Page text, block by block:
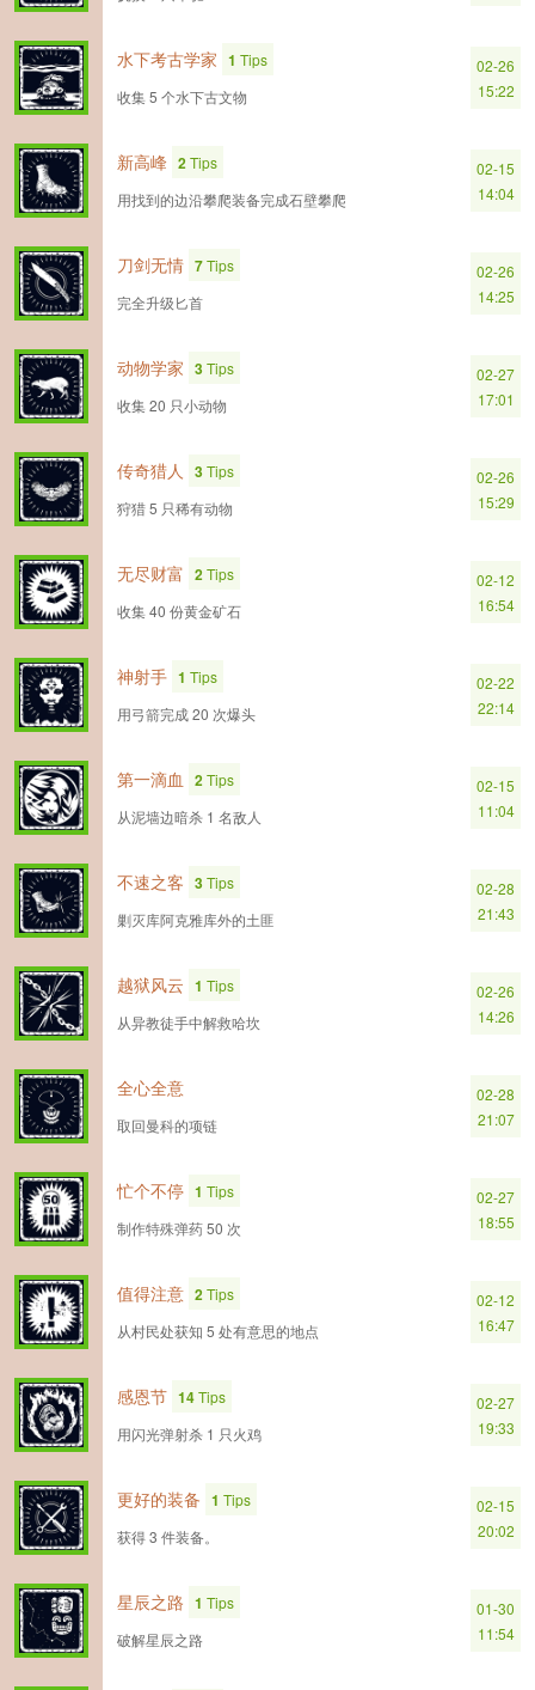
水下考古学家 1 Tips
收集 5 个水下古文物
02-26
15:22
新高峰 2Tips
用找到的边沿攀爬装备完成石壁攀爬
02-15
14:04
刀剑无情 7Tips
完全升级匕首
02-26
14:25
动物学家 3Tips
收集 20 只小动物
02-27
17:01
传奇猎人 3Tips
狩猎 5 只稀有动物
02-26
15:29
无尽财富 2Tips
收集 40 份黄金矿石
02-12
16:54
神射手 1 Tips
用弓箭完成 20 次爆头
02-22
22:14
第一滴血 2Tips
从泥墙边暗杀 1 名敌人
02-15
11:04
不速之客 3Tips
剿灭库阿克雅库外的土匪
02-28
21:43
越狱风云 1 Tips
从异教徒手中解救哈坎
02-26
14:26
全心全意
取回曼科的项链
02-28
21:07
忙个不停 1 Tips
制作特殊弹药 50 次
02-27
18:55
值得注意 2Tips
从村民处获知 5 处有意思的地点
02-12
16:47
感恩节 14Tips
用闪光弹射杀 1 只火鸡
02-27
19:33
更好的装备 1 Tips
获得 3 件装备。
02-15
20:02
星辰之路 1 Tips
破解星辰之路
01-30
11:54